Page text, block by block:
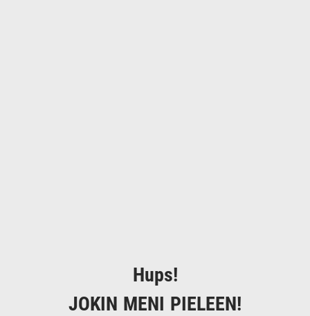
Hups!
JOKIN MENI PIELEEN!